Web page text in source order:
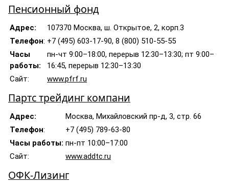
Пенсионный фонд
Адрес:
107370 Москва, ш. Открытое, 2, корп.3
Телефон: +7 (495) 603-17-90, 8 (800) 510-55-55
Часы
работы:
пн-чт 9:00–18:00, перерыв 12:30–13:30; пт 9:00–
16:45, перерыв 12:30–13:30
Сайт:
www.pfrf.ru
Партс трейдинг компани
Адрес:
Москва, Михайловский пр-д, 3, стр. 66
Телефон:
+7 (495) 789-63-80
Часы работы: пн-пт 10:00–17:00
Сайт:
www.addtc.ru
ОФК-Лизинг